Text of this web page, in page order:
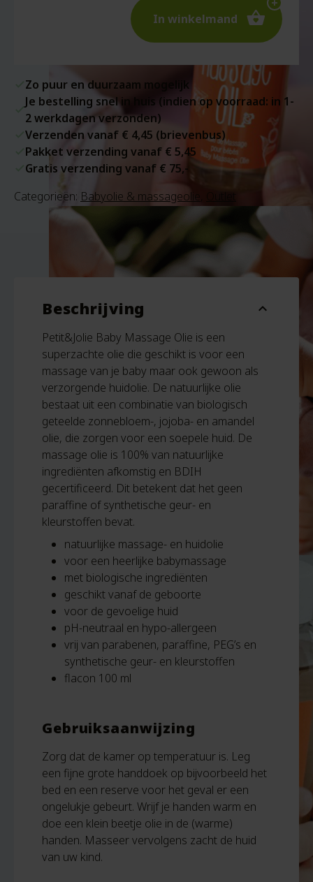
In winkelmand
Zo puur en duurzaam mogelijk
Je bestelling snel in huis (indien op voorraad: in 1-
2 werkdagen verzonden)
Verzenden vanaf € 4,45 (brievenbus)
Pakket verzending vanaf € 5,45
Gratis verzending vanaf € 75,-
Categorieën: Babyolie & massageolie
Beschrijving expand_more
Petit&Jolie Baby Massage Olie is een
superzachte olie die geschikt is voor een
massage van je baby maar ook gewoon als
verzorgende huidolie. De natuurlijke olie
bestaat uit een combinatie van biologisch
geteelde zonnebloem-, jojoba- en amandel
olie, die zorgen voor een soepele huid. De
massage olie is 100% van natuurlijke
ingrediënten afkomstig en BDIH
gecertificeerd. Dit betekent dat het geen
paraffine of synthetische geur- en
kleurstoffen bevat.
natuurlijke massage- en huidolie
voor een heerlijke babymassage
met biologische ingrediënten
geschikt vanaf de geboorte
voor de gevoelige huid
pH-neutraal en hypo-allergeen
vrij van parabenen, paraffine, PEG’s en
synthetische geur- en kleurstoffen
flacon 100 ml
Gebruiksaanwijzing
Zorg dat de kamer op temperatuur is. Leg
een fijne grote handdoek op bijvoorbeeld het
bed en een reserve voor het geval er een
ongelukje gebeurt. Wrijf je handen warm en
doe een klein beetje olie in de (warme)
handen. Masseer vervolgens zacht de huid
van uw kind.